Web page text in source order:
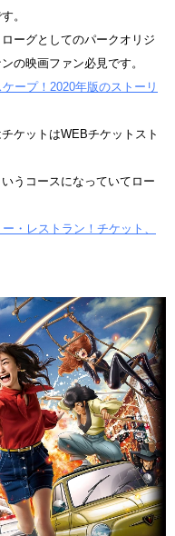
。
ーグとしてのパークオリジ
の映画ファン必見です。
ープ！2020年版のストーリ
ケットはWEBチケットスト
うコースになっていてロー
・レストラン！チケット、